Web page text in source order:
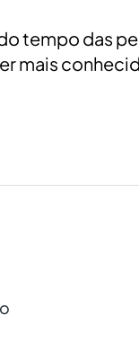
tempo das
mais